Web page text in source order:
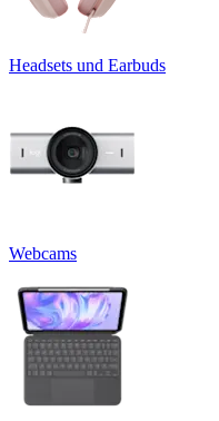
Headsets und Earbuds
Webcams